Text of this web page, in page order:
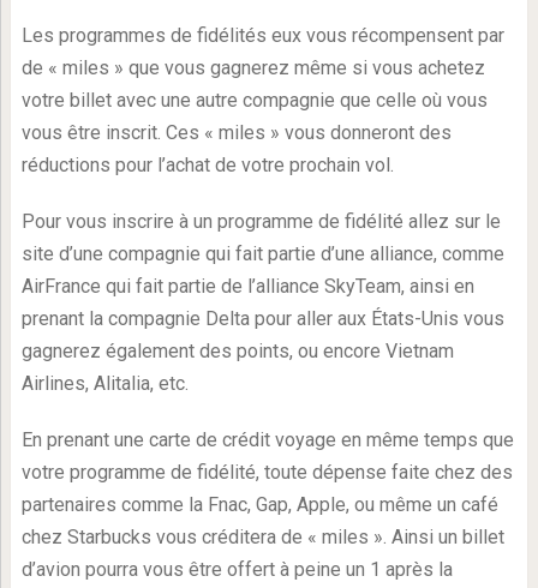
Les programmes de fidélités eux vous récompensent par
de « miles » que vous gagnerez même si vous achetez
votre billet avec une autre compagnie que celle où vous
vous être inscrit. Ces « miles » vous donneront des
réductions pour l’achat de votre prochain vol.
Pour vous inscrire à un programme de fidélité allez sur le
site d’une compagnie qui fait partie d’une alliance, comme
AirFrance qui fait partie de l’alliance SkyTeam, ainsi en
prenant la compagnie Delta pour aller aux États-Unis vous
gagnerez également des points, ou encore Vietnam
Airlines, Alitalia, etc.
En prenant une carte de crédit voyage en même temps que
votre programme de fidélité, toute dépense faite chez des
partenaires comme la Fnac, Gap, Apple, ou même un café
chez Starbucks vous créditera de « miles ». Ainsi un billet
d’avion pourra vous être offert à peine un 1 après la